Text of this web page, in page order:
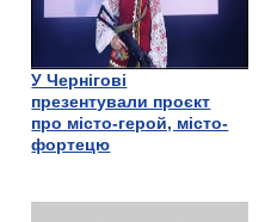
У Чернігові
презентували проєкт
про місто-герой, місто-
фортецю